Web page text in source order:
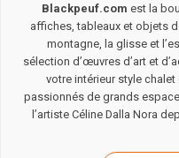
Blackpeuf.com est la
affiches, tableaux et objets
montagne, la glisse et
sélection d’œuvres d’art et
votre intérieur style
passionnés de grands
l’artiste Céline Dalla Nora